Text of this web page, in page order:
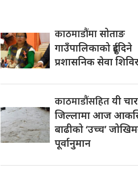
काठमाडौंमासोताङ
गाउँपालिकाको दुईदिने
प्रशासनिक सेवा
काठमाडौंसहितयी चार
जिल्लामा आज
बाढीको ‘उच्च’
पूर्वानुमान